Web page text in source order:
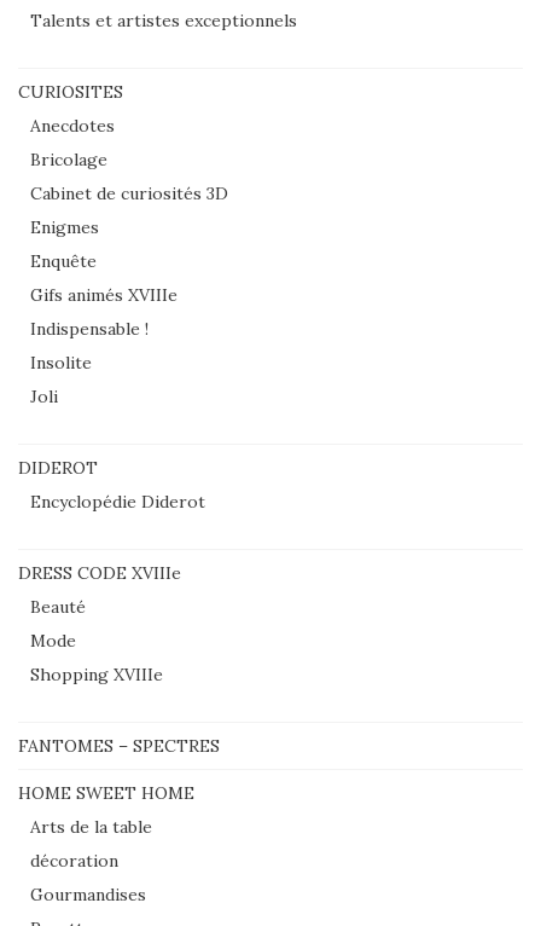
Talents et artistes exceptionnels
CURIOSITES
Anecdotes
Bricolage
Cabinet de curiosités 3D
Enigmes
Enquête
Gifs animés XVIIIe
Indispensable !
Insolite
Joli
DIDEROT
Encyclopédie Diderot
DRESS CODE XVIIIe
Beauté
Mode
Shopping XVIIIe
FANTOMES – SPECTRES
HOME SWEET HOME
Arts de la table
décoration
Gourmandises